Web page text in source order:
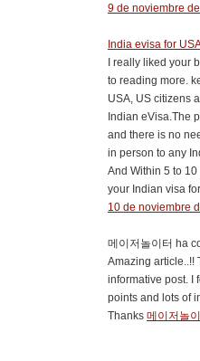
9 de noviembre
India evisa for USA
I really liked your
to reading more.
USA, US citizens
Indian eVisa.The
and there is no
in person to any
And Within 5 to
your Indian visa
10 de noviembre
메이저놀이터 ha
Amazing article..!!
informative post. I
points and lots of
Thanks 메이저놀